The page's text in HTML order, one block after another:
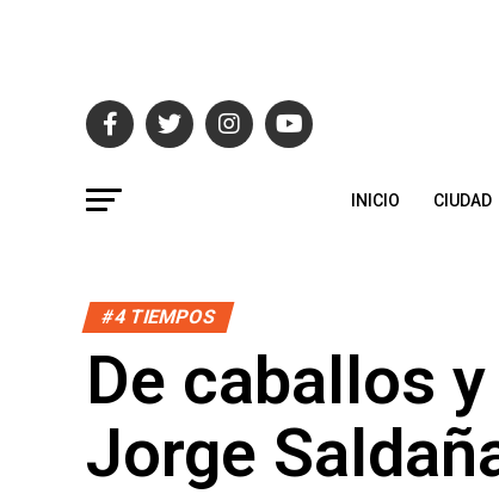
INICIO CIUDAD
#4 TIEMPOS
De caballos
Jorge